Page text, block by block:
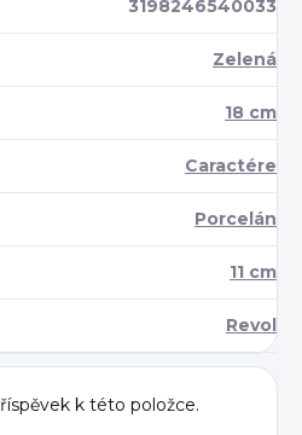
3198246540033
Zelená
18 cm
Caractére
Porcelán
11 cm
Revol
k této položce.